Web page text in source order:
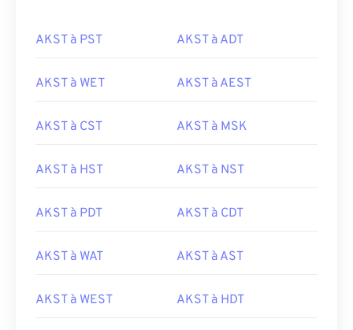
AKST à PST AKST à ADT
AKST à WET AKST à AEST
AKST à CST AKST à MSK
AKST à HST AKST à NST
AKST à PDT AKST à CDT
AKST à WAT AKST à AST
AKST à WEST AKST à HDT